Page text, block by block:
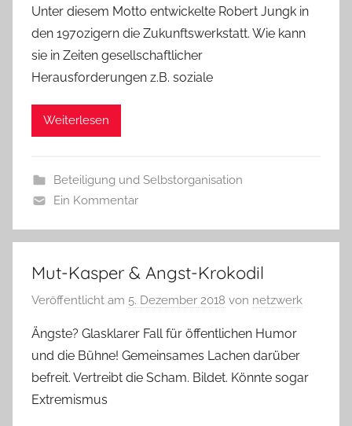
Unter diesem Motto entwickelte Robert Jungk in
den 1970zigern die Zukunftswerkstatt. Wie kann
sie in Zeiten gesellschaftlicher
Herausforderungen z.B. soziale
Weiterlesen
Beteiligung und Selbstorganisation
Ein Kommentar
Mut-Kasper & Angst-Krokodil
Veröffentlicht am 5. Dezember 2018 von netzwerk
Ängste? Glasklarer Fall für öffentlichen Humor
und die Bühne! Gemeinsames Lachen darüber
befreit. Vertreibt die Scham. Bildet. Könnte sogar
Extremismus